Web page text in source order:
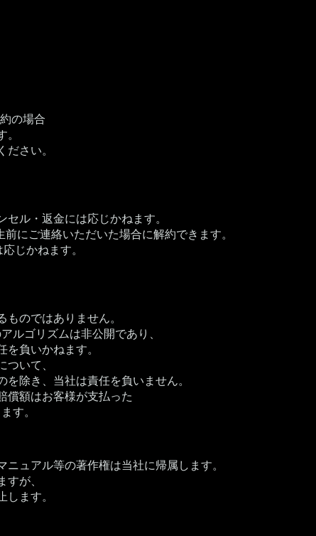
場合
さい。
ル・返金には応じかねます。
にご連絡いただいた場合に解約できます。
じかねます。
のではありません。
ルゴリズムは非公開であり、
負いかねます。
いて、
除き、当社は責任を負いません。
償額はお客様が支払った
す。
ュアル等の著作権は当社に帰属します。
が、
ます。